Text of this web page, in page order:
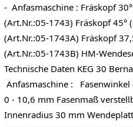
- Anfasmaschine : Fräskopf
(Art.Nr.:05-1743) Fräskopf 45°
(Art.Nr.:05-1743A) Fräskopf
(Art.Nr.:05-1743B) HM-
Technische Daten KEG 30
Anfasmaschine : Fasenwinkel
0 - 10,6 mm Fasenmaß
Innenradius 30 mm